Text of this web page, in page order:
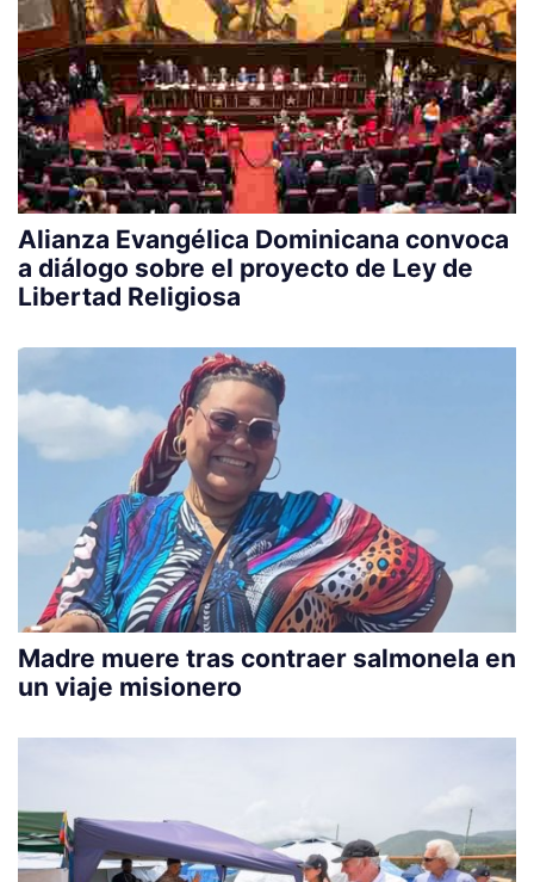
Alianza Evangélica Dominicana convoca
a diálogo sobre el proyecto de Ley de
Libertad Religiosa
Madre muere tras contraer salmonela en
un viaje misionero